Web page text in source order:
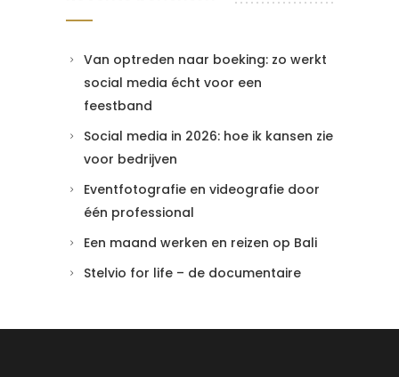
Van optreden naar boeking: zo werkt
social media écht voor een
feestband
Social media in 2026: hoe ik kansen zie
voor bedrijven
Eventfotografie en videografie door
één professional
Een maand werken en reizen op Bali
Stelvio for life – de documentaire